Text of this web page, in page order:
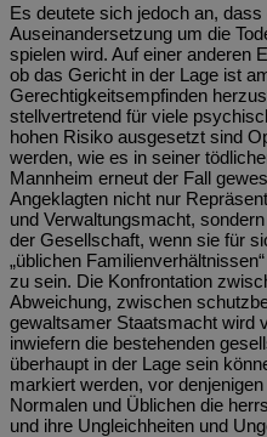
Es deutete sich jedoch an,
Auseinandersetzung um die
spielen wird. Auf einer anderen
ob das Gericht in der Lage ist
Gerechtigkeitsempfinden
stellvertretend für viele
hohen Risiko ausgesetzt sind
werden, wie es in seiner
Mannheim erneut der Fall
Angeklagten nicht nur
und Verwaltungsmacht,
der Gesellschaft, wenn sie für
„üblichen
zu sein. Die Konfrontation
Abweichung, zwischen
gewaltsamer Staatsmacht wird
inwiefern die bestehenden
überhaupt in der Lage sein
markiert werden, vor
Normalen und Üblichen die
und ihre Ungleichheiten und